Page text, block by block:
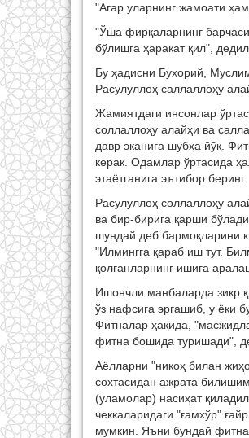
"Агар уларнинг жамоати
"Ўша фирқаларнинг
бўлишга ҳаракат қил",
Бу ҳадисни Бухорий,
Расулуллоҳ саллаллоҳу
Жамиятдаги инсонлар
соллаллоҳу алайҳи ва
давр эканига шубҳа йўқ.
керак. Одамлар ўртасида
этаётганига эътибор беринг.
Расулуллоҳ соллаллоҳу
ва бир-бирига қарши
шундай деб бармоқларини
"Илмингга қараб иш тут.
қолганларнинг ишига
Ишончли манбаларда зикр
ўз нафсига эргашиб, у ёки
Фитналар ҳақида,
фитна бошида туришади",
Аёлларни "никоҳ билан
сохтасидан ажрата
(уламолар) насиҳат
чеккаларидаги "ғамхўр"
мумкин. Яъни бундай